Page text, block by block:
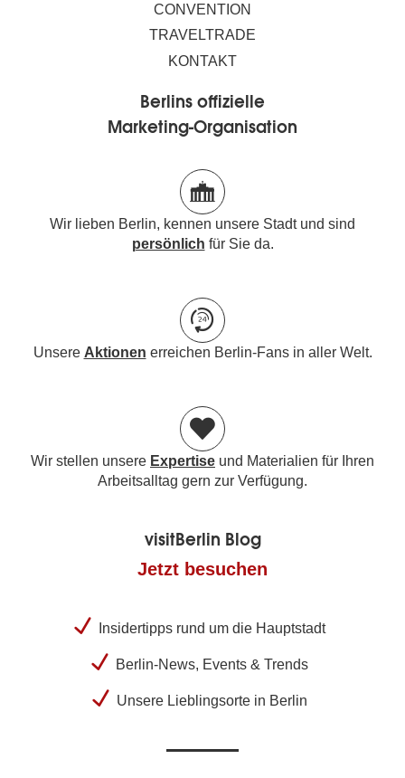
CONVENTION
TRAVELTRADE
KONTAKT
Berlins offizielle
Marketing-Organisation
Wir lieben Berlin, kennen unsere Stadt und sind
persönlich für Sie da.
Unsere Aktionen erreichen Berlin-Fans in aller Welt.
Wir stellen unsere Expertise und Materialien für Ihren
Arbeitsalltag gern zur Verfügung.
visitBerlin Blog
Jetzt besuchen
Insidertipps rund um die Hauptstadt
Berlin-News, Events & Trends
Unsere Lieblingsorte in Berlin